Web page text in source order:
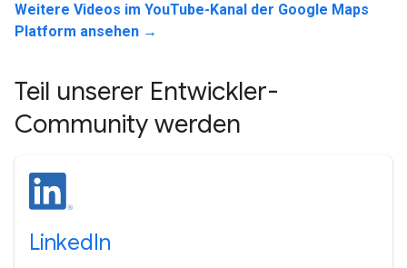
Weitere Videos im YouTube-Kanal der Google Maps
Platform ansehen →
Teil unserer Entwickler-
Community werden
LinkedIn